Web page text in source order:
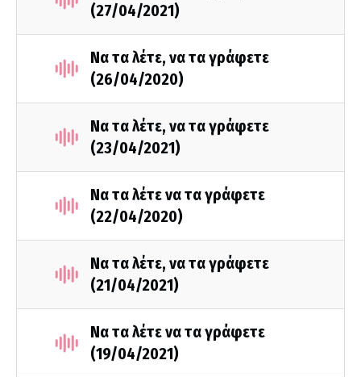
(27/04/2021)
Να τα λέτε, να τα γράφετε
(26/04/2020)
Να τα λέτε, να τα γράφετε
(23/04/2021)
Να τα λέτε να τα γράφετε
(22/04/2020)
Να τα λέτε, να τα γράφετε
(21/04/2021)
Να τα λέτε να τα γράφετε
(19/04/2021)